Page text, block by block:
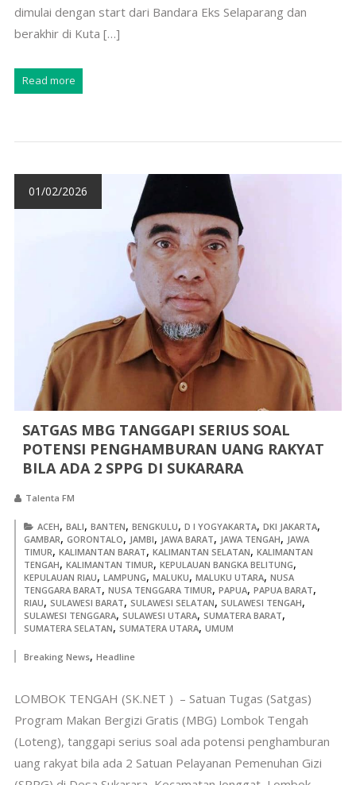
dimulai dengan start dari Bandara Eks Selaparang dan
berakhir di Kuta […]
Read more
01/02/2026
SATGAS MBG TANGGAPI SERIUS SOAL
POTENSI PENGHAMBURAN UANG RAKYAT
BILA ADA 2 SPPG DI SUKARARA
Talenta FM
ACEH, BALI, BANTEN, BENGKULU, D I YOGYAKARTA, DKI JAKARTA,
GAMBAR, GORONTALO, JAMBI, JAWA BARAT, JAWA TENGAH, JAWA
TIMUR, KALIMANTAN BARAT, KALIMANTAN SELATAN, KALIMANTAN
TENGAH, KALIMANTAN TIMUR, KEPULAUAN BANGKA BELITUNG,
KEPULAUAN RIAU, LAMPUNG, MALUKU, MALUKU UTARA, NUSA
TENGGARA BARAT, NUSA TENGGARA TIMUR, PAPUA, PAPUA BARAT,
RIAU, SULAWESI BARAT, SULAWESI SELATAN, SULAWESI TENGAH,
SULAWESI TENGGARA, SULAWESI UTARA, SUMATERA BARAT,
SUMATERA SELATAN, SUMATERA UTARA, UMUM
Breaking News, Headline
LOMBOK TENGAH (SK.NET ) – Satuan Tugas (Satgas)
Program Makan Bergizi Gratis (MBG) Lombok Tengah
(Loteng), tanggapi serius soal ada potensi penghamburan
uang rakyat bila ada 2 Satuan Pelayanan Pemenuhan Gizi